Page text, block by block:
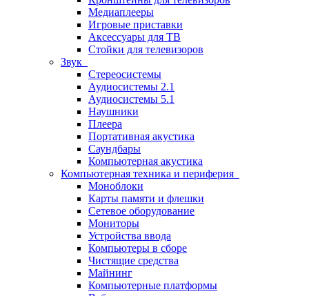
Медиаплееры
Игровые приставки
Аксессуары для ТВ
Стойки для телевизоров
Звук
Стереосистемы
Аудиосистемы 2.1
Аудиосистемы 5.1
Наушники
Плеера
Портативная акустика
Саундбары
Компьютерная акустика
Компьютерная техника и периферия
Моноблоки
Карты памяти и флешки
Сетевое оборудование
Мониторы
Устройства ввода
Компьютеры в сборе
Чистящие средства
Майнинг
Компьютерные платформы